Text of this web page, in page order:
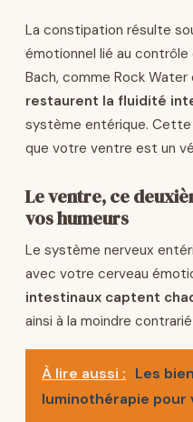
La constipation résulte
émotionnel lié au contrôle
Bach, comme Rock Water
restaurent la fluidité
système entérique.
que votre ventre est un
Le ventre, ce
vos humeurs
Le système nerveux
avec votre cerveau
intestinaux captent
ainsi à la moindre
À lire aussi : Les
luminothérapie